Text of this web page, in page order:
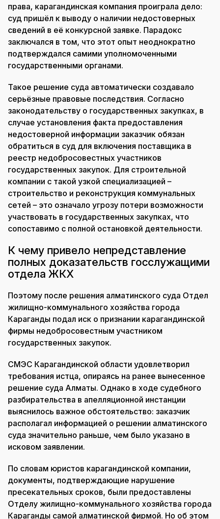
права, карагандинская компания проиграла дело:
суд пришёл к выводу о наличии недостоверных
сведений в её конкурсной заявке. Парадокс
заключался в том, что этот опыт неоднократно
подтверждался самими уполномоченными
государственными органами.
Такое решение суда автоматически создавало
серьёзные правовые последствия. Согласно
законодательству о государственных закупках, в
случае установления факта предоставления
недостоверной информации заказчик обязан
обратиться в суд для включения поставщика в
реестр недобросовестных участников
государственных закупок. Для строительной
компании с такой узкой специализацией –
строительство и реконструкция коммунальных
сетей – это означало угрозу потери возможности
участвовать в государственных закупках, что
сопоставимо с полной остановкой деятельности.
К чему привело непредставление
полных доказательств госслужащими
отдела ЖКХ
Поэтому после решения алматинского суда Отдел
жилищно-коммунального хозяйства города
Караганды подал иск о признании карагандинской
фирмы недобросовестным участником
государственных закупок.
СМЭС Карагандинской области удовлетворил
требования истца, опираясь на ранее вынесенное
решение суда Алматы. Однако в ходе судебного
разбирательства в апелляционной инстанции
выяснилось важное обстоятельство: заказчик
располагал информацией о решении алматинского
суда значительно раньше, чем было указано в
исковом заявлении.
По словам юристов карагандинской компании,
документы, подтверждающие нарушение
пресекательных сроков, были предоставлены
Отделу жилищно-коммунального хозяйства города
Караганды самой алматинской фирмой. Но об этом